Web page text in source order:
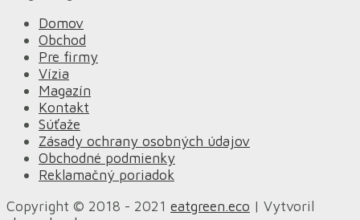
Domov
Obchod
Pre firmy
Vízia
Magazín
Kontakt
Súťaže
Zásady ochrany osobných údajov
Obchodné podmienky
Reklamačný poriadok
Copyright © 2018 - 2021 eatgreen.eco | Vytvoril